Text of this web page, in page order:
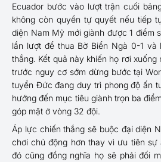
Ecuador bước vào lượt trận cuối
không còn quyền tự quyết nếu tiếp
diện Nam Mỹ mới giành được 1 điểm
lần lượt để thua Bờ Biển Ngà 0-1 và
thắng. Kết quả này khiến họ rơi
trước nguy cơ sớm dừng bước tại
tuyển Đức đang duy trì phong độ ấn
hướng đến mục tiêu giành trọn ba
góp mặt ở vòng 32 đội.
Áp lực chiến thắng sẽ buộc đại diện
chơi chủ động hơn thay vì ưu tiên sự
đó cũng đồng nghĩa họ sẽ phải đối